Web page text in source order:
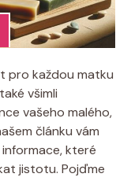
pro každou matku
všimli
vašeho malého,
článku vám
které
jistotu. Pojďme